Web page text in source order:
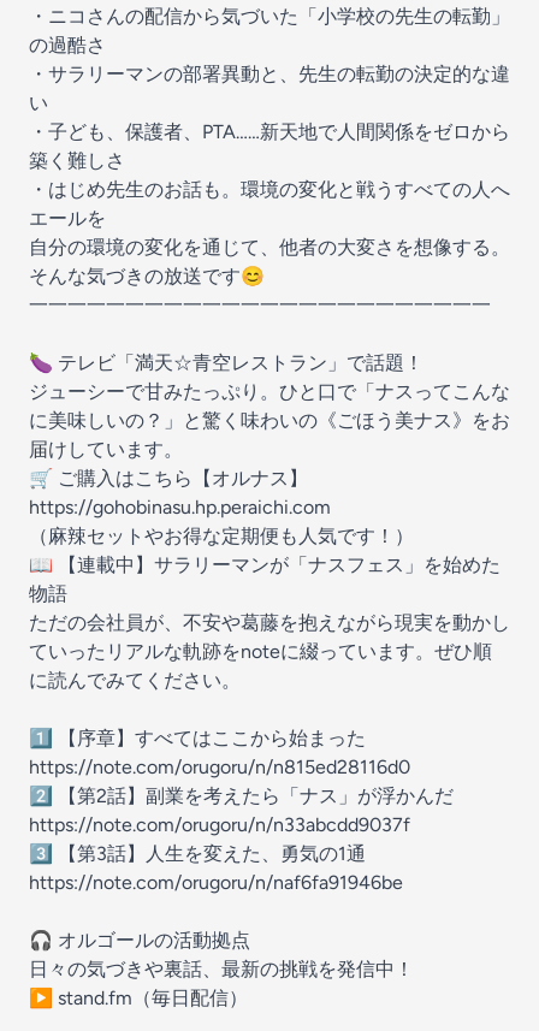
・ニコさんの配信から気づいた「小学校の先生の転勤」
の過酷さ
・サラリーマンの部署異動と、先生の転勤の決定的な違
い
・子ども、保護者、PTA……新天地で人間関係をゼロから
築く難しさ
・はじめ先生のお話も。環境の変化と戦うすべての人へ
エールを
自分の環境の変化を通じて、他者の大変さを想像する。
そんな気づきの放送です😊
一一一一一一一一一一一一一一一一一一一一一一一一
🍆 テレビ「満天☆青空レストラン」で話題！
ジューシーで甘みたっぷり。ひと口で「ナスってこんな
に美味しいの？」と驚く味わいの《ごほう美ナス》をお
届けしています。
🛒 ご購入はこちら【オルナス】
https://gohobinasu.hp.peraichi.com
（麻辣セットやお得な定期便も人気です！）
📖 【連載中】サラリーマンが「ナスフェス」を始めた
物語
ただの会社員が、不安や葛藤を抱えながら現実を動かし
ていったリアルな軌跡をnoteに綴っています。ぜひ順
に読んでみてください。
1️⃣ 【序章】すべてはここから始まった
https://note.com/orugoru/n/n815ed28116d0
2️⃣ 【第2話】副業を考えたら「ナス」が浮かんだ
https://note.com/orugoru/n/n33abcdd9037f
3️⃣ 【第3話】人生を変えた、勇気の1通
https://note.com/orugoru/n/naf6fa91946be
🎧 オルゴールの活動拠点
日々の気づきや裏話、最新の挑戦を発信中！
▶ stand.fm（毎日配信）